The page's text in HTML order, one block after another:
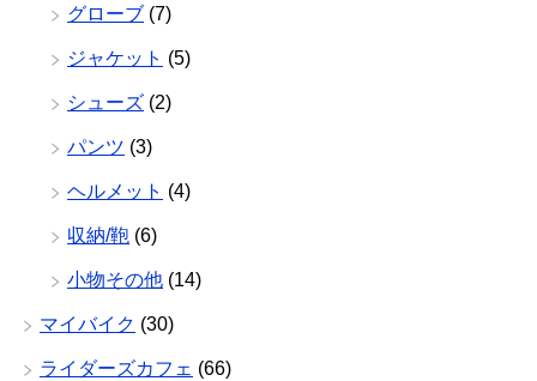
グローブ (7)
ジャケット (5)
シューズ (2)
パンツ (3)
ヘルメット (4)
収納/鞄 (6)
小物その他 (14)
マイバイク (30)
ライダーズカフェ (66)